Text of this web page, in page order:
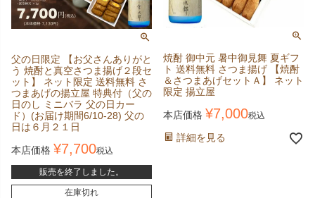
父の日限定 【お父さんありがと
う 焼酎と真空さつま揚げ２段セ
ット】 ネット限定 送料無料 さ
つまあげの揚立屋 特典付（父の
日のし ミニバラ 父の日カー
ド）(お届け期間6/10-28) 父の
日は６月２１日
本店価格 ¥7,700税込
販売を終了しました。
在庫切れ
焼酎 御中元 暑中御見舞 夏ギフ
ト 送料無料 さつま揚げ 【焼酎
＆さつまあげセットＡ】 ネット
限定 揚立屋
本店価格 ¥7,000税込
詳細を見る